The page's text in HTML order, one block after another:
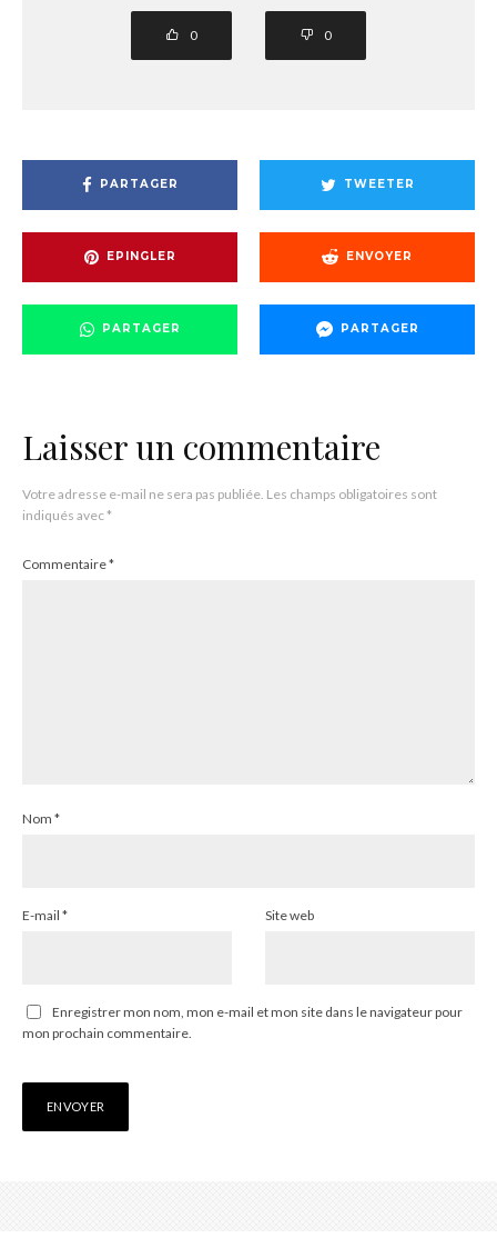
0 0
PARTAGER TWEETER
EPINGLER ENVOYER
PARTAGER PARTAGER
Laisser un commentaire
Votre adresse e-mail ne sera pas publiée. Les champs obligatoires sont
indiqués avec*
Commentaire*
Nom *
E-mail * Site web
Enregistrer mon nom, mon e-mail et mon site dans le navigateur pour
mon prochain commentaire.